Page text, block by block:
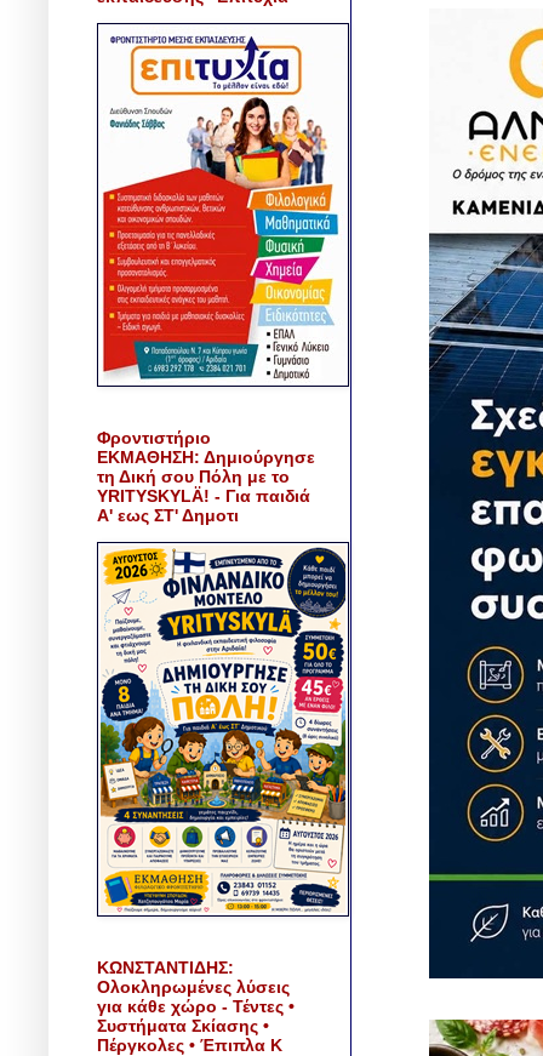
Φροντιστήριο
ΕΚΜΑΘΗΣΗ: Δημιούργησε
τη Δική σου Πόλη με το
YRITYSKYLÄ! - Για παιδιά
Α' εως ΣΤ' Δημοτι
ΚΩΝΣΤΑΝΤΙΔΗΣ:
Ολοκληρωμένες λύσεις
για κάθε χώρο - Τέντες •
Συστήματα Σκίασης •
Πέργκολες • Έπιπλα Κ